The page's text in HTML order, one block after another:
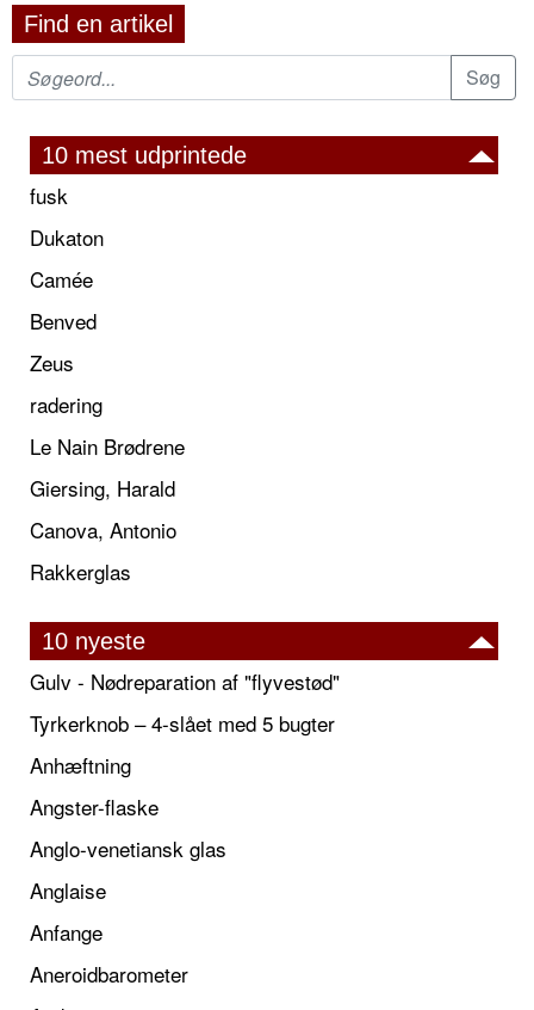
Find en artikel
10 mest udprintede
fusk
Dukaton
Camée
Benved
Zeus
radering
Le Nain Brødrene
Giersing, Harald
Canova, Antonio
Rakkerglas
10 nyeste
Gulv - Nødreparation af "flyvestød"
Tyrkerknob – 4-slået med 5 bugter
Anhæftning
Angster-flaske
Anglo-venetiansk glas
Anglaise
Anfange
Aneroidbarometer